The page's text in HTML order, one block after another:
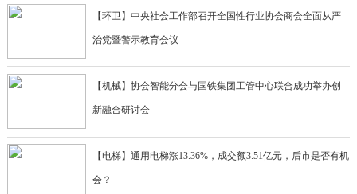
【环卫】中央社会工作部召开全国性行业协会商会全面从严
治党暨警示教育会议
【机械】协会智能分会与国铁集团工管中心联合成功举办创
新融合研讨会
【电梯】通用电梯涨13.36%，成交额3.51亿元，后市是否有机
会？